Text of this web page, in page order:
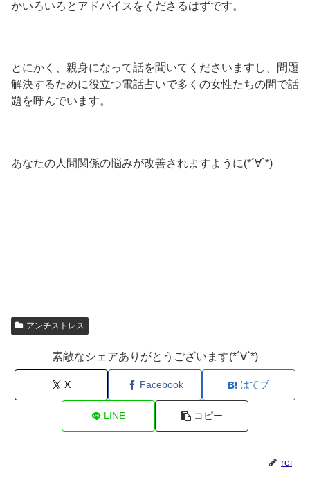
かいろいろとアドバイスをくださるはずです。
とにかく、親身になって話を聞いてくださいますし、問題
解決するために役立つ電話占いで多くの女性たちの間で話
題を呼んでいます。
あなたの人間関係の悩みが改善されますように(*´∀`*)
アンチストレス
素敵なシェアありがとうございます(*´∀`*)
X Facebook はてブ
LINE コピー
rei